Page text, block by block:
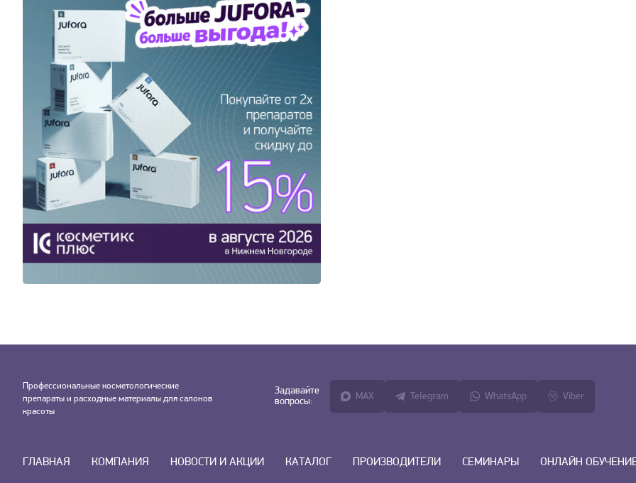
Профессиональные косметологические
препараты и расходные материалы для салонов
красоты
Задавайте
вопросы:
MAX Telegram WhatsApp Viber
ГЛАВНАЯ КОМПАНИЯ НОВОСТИ И АКЦИИ КАТАЛОГ ПРОИЗВОДИТЕЛИ СЕМИНАРЫ ОНЛАЙН